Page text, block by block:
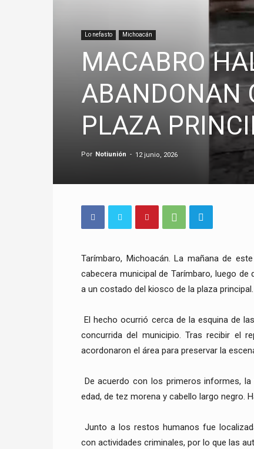
Lo nefasto Michoacán
MACABRO
ABANDONAN
PLAZA
Por Notiunión - 12 junio, 2026
Tarímbaro, Michoacán. La mañana de
cabecera municipal de Tarímbaro, luego
a un costado del kiosco de la plaza principal.
El hecho ocurrió cerca de la esquina de
concurrida del municipio. Tras recibir el
acordonaron el área para preservar la
De acuerdo con los primeros informes,
edad, de tez morena y cabello largo negro.
Junto a los restos humanos fue
con actividades criminales, por lo que las